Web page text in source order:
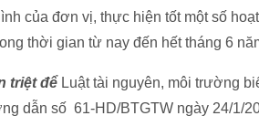
của đơn vị, thực hiện tốt một số
thời gian từ nay đến hết tháng 6
triệt để Luật tài nguyên, môi trường
dẫn số 61-HD/BTGTW ngày 24/1/